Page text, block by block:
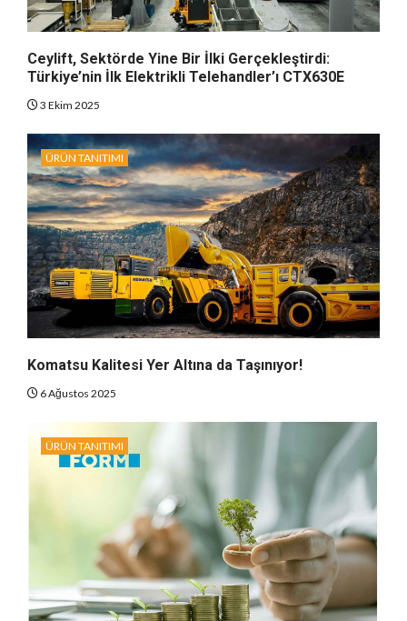
Ceylift, Sektörde Yine Bir İlki Gerçekleştirdi:
Türkiye’nin İlk Elektrikli Telehandler’ı CTX630E
3 Ekim 2025
ÜRÜN TANITIMI
Komatsu Kalitesi Yer Altına da Taşınıyor!
6 Ağustos 2025
ÜRÜN TANITIMI